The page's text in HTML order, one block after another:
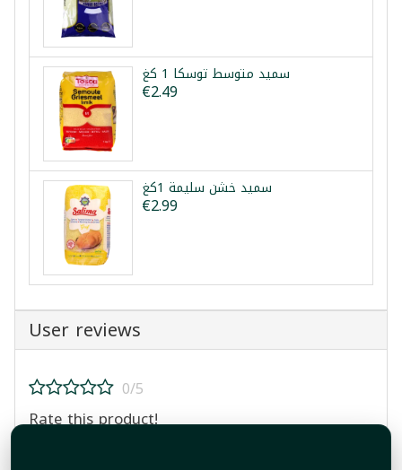
سميد متوسط توسكا 1 كغ
€2.49
سميد خشن سليمة 1كغ
€2.99
User reviews
0/5
Rate this product!